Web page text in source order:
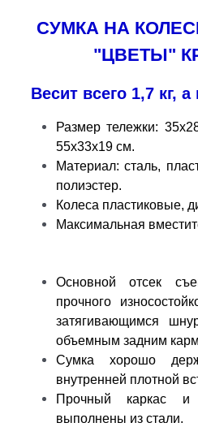
СУМКА НА
"ЦВЕТЫ"
Весит всего 1,7 кг,
Размер тележки:
55х33х19 см.
Материал: сталь,
полиэстер.
Колеса пластиковые,
Максимальная
Основной отсек
прочного
затягивающимся
объемным задним
Сумка хорошо
внутренней плотной
Прочный каркас и
выполнены из стали.